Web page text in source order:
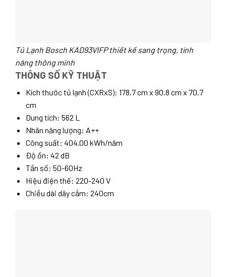
Tủ Lạnh Bosch KAD93VIFP thiết kế sang trọng, tính
năng thông minh
THÔNG SỐ KỸ THUẬT
Kích thước tủ lạnh (CXRxS): 178.7 cm x 90.8 cm x 70.7
cm
Dung tích: 562 L
Nhãn năng lượng: A++
Công suất: 404.00 kWh/năm
Độ ồn: 42 dB
Tần số: 50-60Hz
Hiệu điện thế: 220-240 V
Chiều dài dây cắm: 240cm